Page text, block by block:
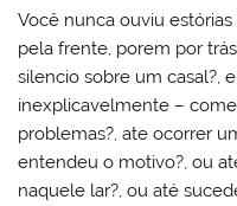
Você nunca ouviu
pela frente, porem por
silencio sobre um casal?,
inexplicavelmente –
problemas?, ate ocorrer
entendeu o motivo?, ou
naquele lar?, ou até